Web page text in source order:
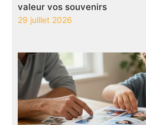
valeur vos souvenirs
29 juillet 2026